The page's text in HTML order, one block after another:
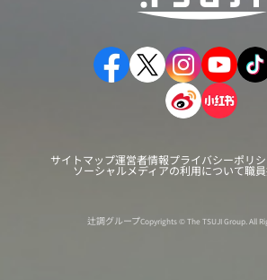
サイトマップ運営者情報プライバシーポリ
ソーシャルメディアの利用について職
辻調グループCopyrights © The TSUJI Group. All